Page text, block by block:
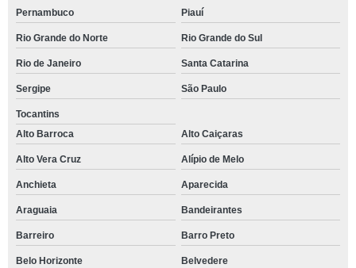
Pernambuco Piauí
Rio Grande do Norte Rio Grande do Sul
Rio de Janeiro Santa Catarina
Sergipe São Paulo
Tocantins
Alto Barroca
Alto Caiçaras
Alto Vera Cruz Alípio de Melo
Anchieta Aparecida
Araguaia Bandeirantes
Barreiro Barro Preto
Belo Horizonte Belvedere